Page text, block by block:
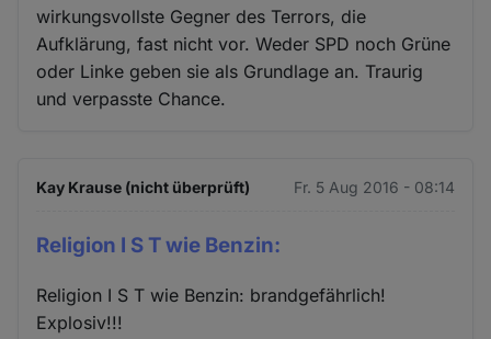
wirkungsvollste Gegner des Terrors, die
Aufklärung, fast nicht vor. Weder SPD noch Grüne
oder Linke geben sie als Grundlage an. Traurig
und verpasste Chance.
Kay Krause (nicht überprüft) Fr. 5 Aug 2016 - 08:14
Religion I S T wie Benzin:
Religion I S T wie Benzin: brandgefährlich!
Explosiv!!!